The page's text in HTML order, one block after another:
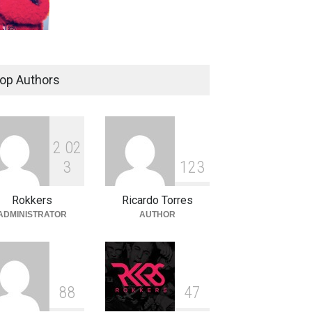
Authors
2 02
3
Rokkers
1 23
Ricardo Torres
AUTHOR
88 47